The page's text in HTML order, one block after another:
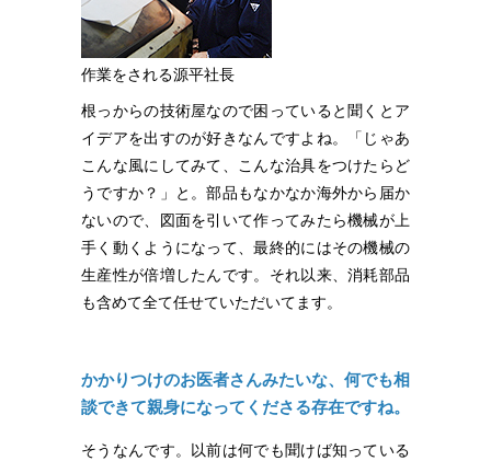
作業をされる源平社長
根っからの技術屋なので困っていると聞くとア
イデアを出すのが好きなんですよね。「じゃあ
こんな風にしてみて、こんな治具をつけたらど
うですか？」と。部品もなかなか海外から届か
ないので、図面を引いて作ってみたら機械が上
手く動くようになって、最終的にはその機械の
生産性が倍増したんです。それ以来、消耗部品
も含めて全て任せていただいてます。
かかりつけのお医者さんみたいな、何でも相
談できて親身になってくださる存在ですね。
そうなんです。以前は何でも聞けば知っている